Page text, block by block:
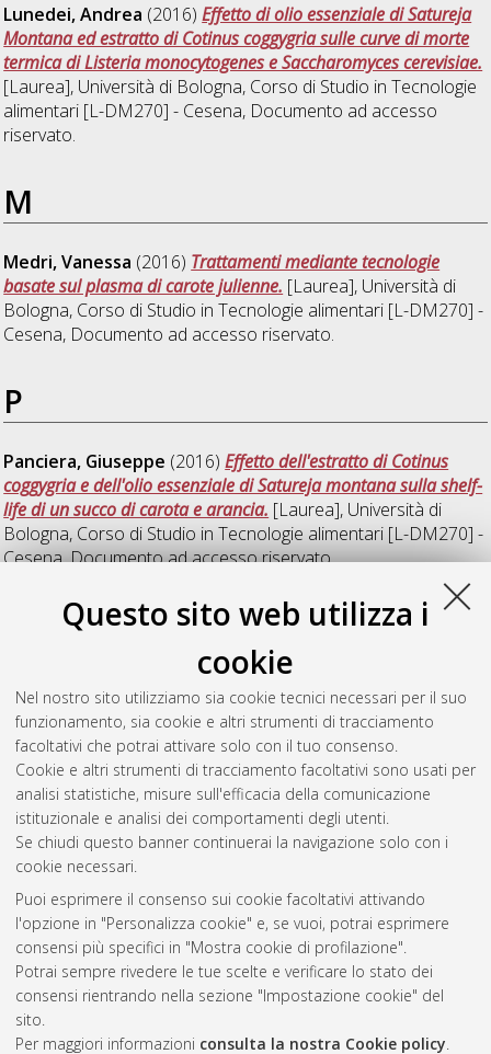
Questo sito web utilizza i
cookie
Nel nostro sito utilizziamo sia cookie tecnici necessari per il suo
funzionamento, sia cookie e altri strumenti di tracciamento
facoltativi che potrai attivare solo con il tuo consenso.
Cookie e altri strumenti di tracciamento facoltativi sono usati per
analisi statistiche, misure sull'efficacia della comunicazione
istituzionale e analisi dei comportamenti degli utenti.
Se chiudi questo banner continuerai la navigazione solo con i
cookie necessari.
Puoi esprimere il consenso sui cookie facoltativi attivando
l'opzione in "Personalizza cookie" e, se vuoi, potrai esprimere
consensi più specifici in "Mostra cookie di profilazione".
Potrai sempre rivedere le tue scelte e verificare lo stato dei
consensi rientrando nella sezione "Impostazione cookie" del
sito.
Per maggiori informazioni consulta la nostra Cookie policy.
Lunedei, Andrea (2016)Effetto di olio essenziale di Satureja
Montana ed estratto di Cotinus coggygria sulle curve di morte
termica di Listeria monocytogenes e Saccharomyces cerevisiae.
[Laurea], Università di Bologna, Corso di Studio inTecnologie
alimentari [L-DM270] - Cesena, Documento ad accesso
riservato.
M
Medri, Vanessa (2016) Trattamenti mediante tecnologie
basate sul plasma di carote julienne. [Laurea], Università di
Bologna, Corso di Studio inTecnologie alimentari [L-DM270] -
Cesena, Documento ad accesso riservato.
P
Panciera, Giuseppe (2016)Effetto dell'estratto di Cotinus
coggygria e dell'olio essenziale di Satureja montana sulla shelf-
life di un succo di carota e arancia. [Laurea], Università di
Bologna, Corso di Studio inTecnologie alimentari [L-DM270] -
Cesena, Documento ad accesso riservato.
mediante trattamenti termici. [Laurea], Università di Bologna,
Corso di Studio inTecnologie alimentari [L-DM270] - Cesena
Documento ad accesso riservato.
Questa lista e' stata generata ilThu Aug 6 22:44:04 2026
CEST
Atom
Rss 1.0
Rss 2.0
AMS Laurea